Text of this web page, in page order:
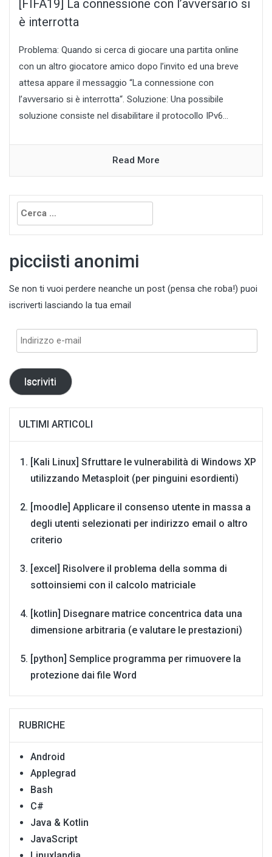
[FIFA19] La connessione con l’avversario si
è interrotta
Problema: Quando si cerca di giocare una partita online
con un altro giocatore amico dopo l’invito ed una breve
attesa appare il messaggio “La connessione con
l’avversario si è interrotta“. Soluzione: Una possibile
soluzione consiste nel disabilitare il protocollo IPv6...
Read More
Ricerca
per:
picciisti anonimi
Se non ti vuoi perdere neanche un post (pensa che roba!) puoi
iscriverti lasciando la tua email
Indirizzo
Iscriviti
ULTIMI ARTICOLI
[Kali Linux] Sfruttare le vulnerabilità di Windows XP
utilizzando Metasploit (per pinguini esordienti)
[moodle] Applicare il consenso utente in massa a
degli utenti selezionati per indirizzo email o altro
criterio
[excel] Risolvere il problema della somma di
sottoinsiemi con il calcolo matriciale
[kotlin] Disegnare matrice concentrica data una
dimensione arbitraria (e valutare le prestazioni)
[python] Semplice programma per rimuovere la
protezione dai file Word
RUBRICHE
Android
Applegrad
Bash
C#
Java & Kotlin
JavaScript